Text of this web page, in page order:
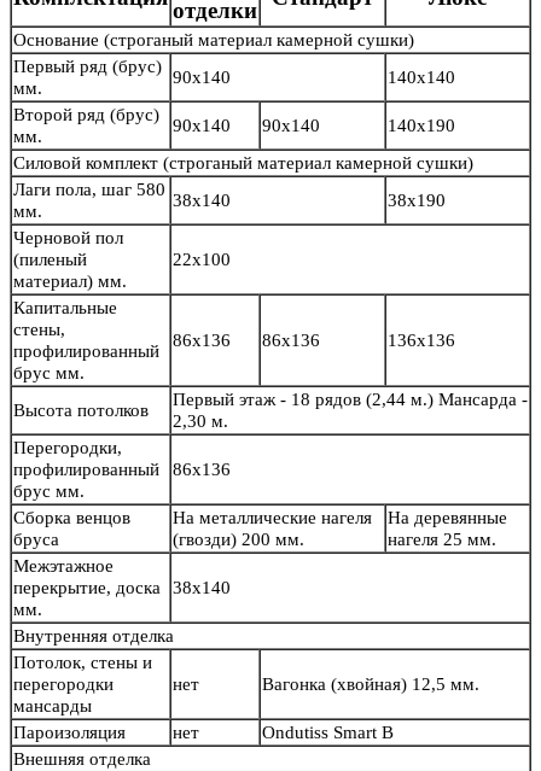
отделки
Основание (строганый материал камерной сушки)
Первый ряд (брус)
мм.
90х140
140х140
Второй ряд (брус)
мм.
90х140 90х140
140х190
Силовой комплект (строганый материал камерной сушки)
Лаги пола, шаг 580
мм.
38х140
38х190
Черновой пол
(пиленый
материал) мм.
22х100
Капитальные
стены,
профилированный
брус мм.
86х136 86х136 136х136
Высота потолков
Первый этаж - 18 рядов (2,44 м.) Мансарда -
2,30 м.
Перегородки,
профилированный
брус мм.
86х136
Сборка венцов
бруса
На металлические нагеля
(гвозди) 200 мм.
На деревянные
нагеля 25 мм.
Межэтажное
перекрытие, доска
мм.
38х140
Внутренняя отделка
Потолок, стены и
перегородки
мансарды
нет Вагонка (хвойная) 12,5 мм.
Пароизоляция нет
Ondutiss Smart B
Внешняя отделка